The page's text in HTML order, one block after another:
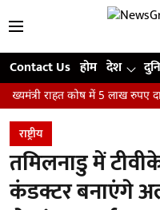
Contact Us होम देश
कोष में 5 लाख रुपए दान किए
राष्ट्रीय
तमिलनाडु में
कंडक्टर बनाएंगे